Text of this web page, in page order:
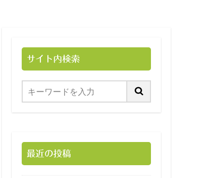
サイト内検索
最近の投稿